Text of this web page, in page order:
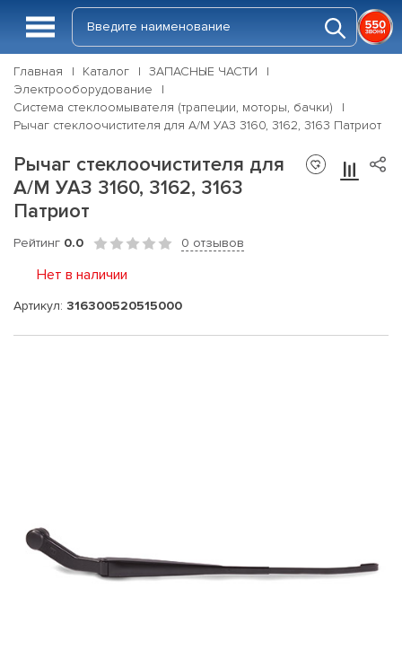
Главная Каталог
ЗАПАСНЫЕ ЧАСТИ
Электрооборудование
Система стеклоомывателя (трапеции, моторы, бачки)
Рычаг стеклоочистителя для А/М УАЗ 3160, 3162, 3163 Патриот
Рычаг стеклоочистителя для
А/М УАЗ 3160, 3162, 3163
Патриот
Рейтинг 0.0 0 отзывов
Нет в наличии
Артикул: 316300520515000